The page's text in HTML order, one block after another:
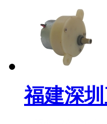
福建深